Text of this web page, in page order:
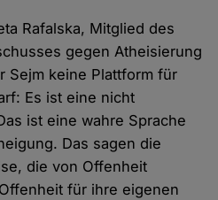
Rafalska, Mitglied des
gegen Atheisierung
Sejm keine Plattform für
Es ist eine nicht
ist eine wahre Sprache
Das sagen die
die von Offenheit
für ihre eigenen